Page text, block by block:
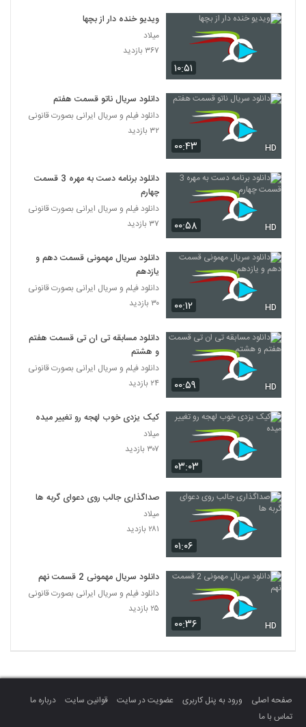
۱۰:۵۱
ویدیو خنده دار از بچها
میلاد
۳۶۷ بازدید
۰۰:۴۳ HD
دانلود سریال ناتو قسمت هفتم
دانلود فیلم و سریال ایرانی بصورت قانونی
۳۲ بازدید
۰۰:۵۸ HD
دانلود برنامه دست به مهره 3 قسمت
چهارم
دانلود فیلم و سریال ایرانی بصورت قانونی
۳۷ بازدید
۰۰:۱۲ HD
دانلود سریال مهمونی قسمت دهم و
یازدهم
دانلود فیلم و سریال ایرانی بصورت قانونی
۳۰ بازدید
۰۰:۵۹ HD
دانلود مسابقه تی ان تی قسمت هفتم
و هشتم
دانلود فیلم و سریال ایرانی بصورت قانونی
۲۴ بازدید
۰۳:۰۳
کیک یزدی خوب لهجه رو تغییر میده
میلاد
۳۰۷ بازدید
۰۱:۰۶
صداگذاری جالب روی دعوای گربه ها
میلاد
۲۸۱ بازدید
۰۰:۳۶ HD
دانلود سریال مهمونی 2 قسمت نهم
دانلود فیلم و سریال ایرانی بصورت قانونی
۲۵ بازدید
صفحه اصلی ورود به پنل کاربری عضویت در سایت قوانین سایت
درباره ما
تماس با ما